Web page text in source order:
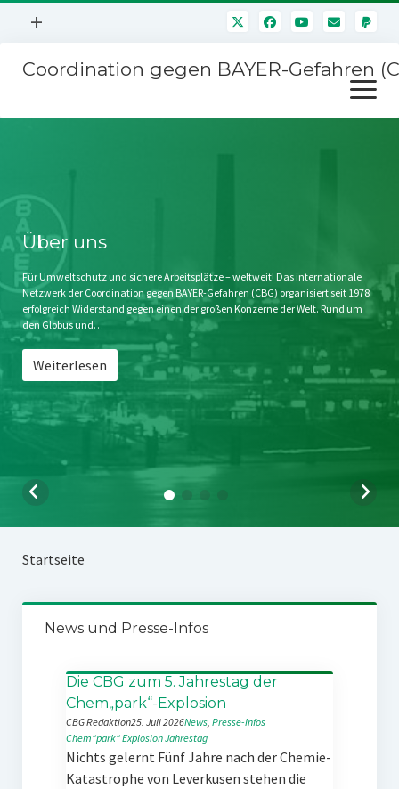
Menü
+
Mitmachen
Kontakt
Impressum
Störfälle
Coordination gegen BAYER-Gefahren
Menü
öffnen
Stichwort BAYER
Jahrestagung
SPENDEN
Über uns
Für Umweltschutz und sichere Arbeitsplätze – weltweit! Das internationale
Netzwerk der Coordination gegen BAYER-Gefahren (CBG) organisiert seit 1978
erfolgreich Widerstand gegen einen der großen Konzerne der Welt. Rund um
den Globus und…
Weiterlesen
Startseite
News und Presse-Infos
Die CBG zum 5. Jahrestag der
Chem„park“-Explosion
CBG Redaktion25. Juli 2026News, Presse-Infos
Chem“park“ExplosionJahrestag
Nichts gelernt Fünf Jahre nach der Chemie-
Katastrophe von Leverkusen stehen die